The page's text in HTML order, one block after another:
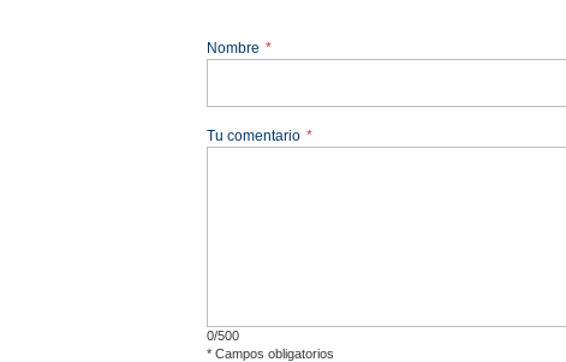
Nombre *
Tu comentario *
0/500
* Campos obligatorios